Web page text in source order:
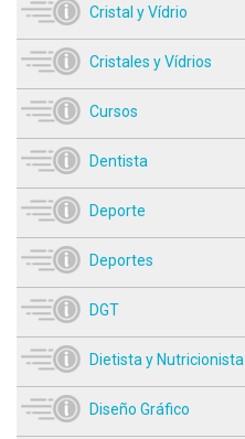
Cristal y Vídrio
Cristales y Vídrios
Cursos
Dentista
Deporte
Deportes
DGT
Dietista y Nutricionista
Diseño Gráfico